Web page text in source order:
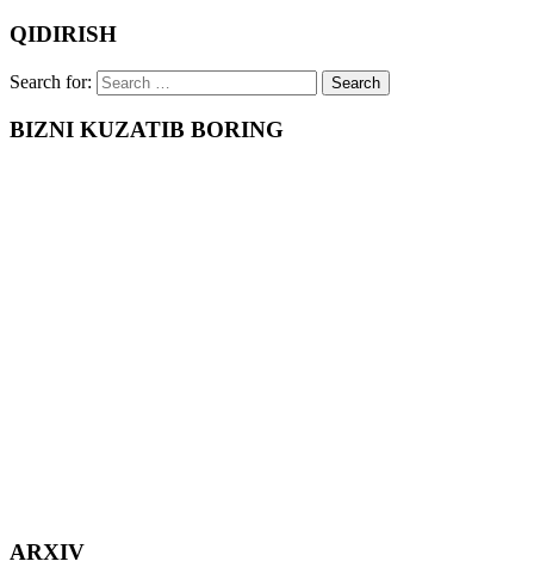
QIDIRISH
Search for:
BIZNI KUZATIB BORING
ARXIV